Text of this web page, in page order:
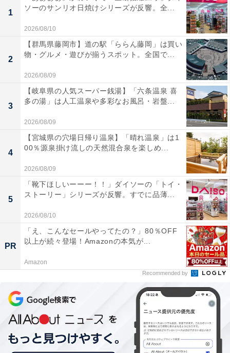
1
ソーのサンリオ日焼けシリーズが反響。全...
2026/08/10
2
【群馬県藤岡市】道の駅「ららん藤岡」は買い
物・グルメ・遊びが揃うスポット。全国で...
2026/08/09
3
【岐阜県の人気スーパー銭湯】「六条温泉 喜
多の湯」は人工温泉や多彩なお風呂・岩盤...
2026/08/09
4
【宮城県の穴場日帰り温泉】「晴れ温泉」は1
00％源泉掛け流しの天然混合泉を楽しめ...
2026/08/09
5
「靴下ほしいーーー！！」ダイソーの「トイ・
ストーリー」シリーズが反響。すでに品薄...
2026/08/10
PR
「え、こんなセールやってたの？」80％OFF
以上が続々登場！Amazonの本気が...
Amazon
Recommended by